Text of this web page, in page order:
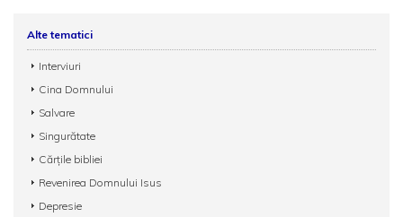
Alte tematici
Interviuri
Cina Domnului
Salvare
Singurătate
Cărțile bibliei
Revenirea Domnului Isus
Depresie